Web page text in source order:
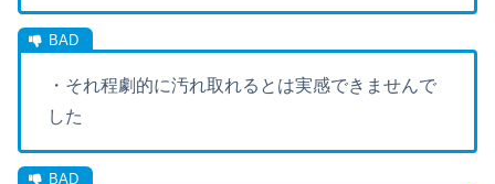
・それ程劇的に汚れ取れるとは実感できませんで
した